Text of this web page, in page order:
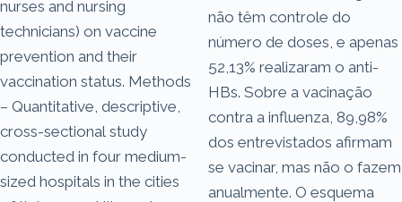
nurses and nursing
technicians) on vaccine
prevention and their
vaccination status. Methods
– Quantitative, descriptive,
cross-sectional study
conducted in four medium-
sized hospitals in the cities
não têm controle do
número de doses, e apenas
52,13% realizaram o anti-
HBs. Sobre a vacinação
contra a influenza, 89,98%
dos entrevistados afirmam
se vacinar, mas não o fazem
anualmente. O esquema